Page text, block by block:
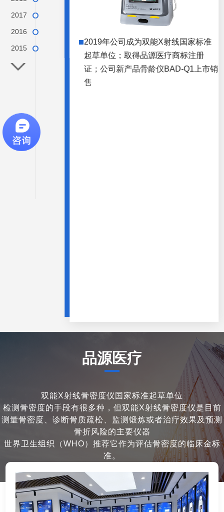
2019年公司成为双能X射线国家标准
起草单位；取得品源医疗商标注册
证；公司新产品骨龄仪BAD-Q1上市销
售
2017
2016
2015
2014
品源医疗
双能X射线骨密度仪国家标准起草单位
检测骨密度的手段有很多种，但双能X射线骨密度仪是目前
测量骨密度、诊断骨质疏松、监测锻炼或者治疗效果及预测
骨折风险的主要仪器
世界卫生组织（WHO）推荐它作为评估骨密度的临床金标
准。